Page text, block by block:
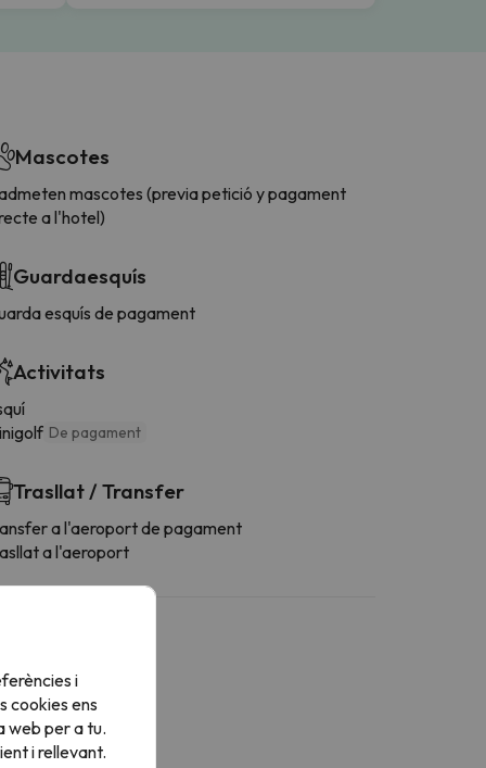
Mascotes
mascotes (previa petició y pagament
a l'hotel)
Guardaesquís
esquís de pagament
Activitats
De pagament
Trasllat / Transfer
a l'aeroport de pagament
a l'aeroport
Més serveis
de tovalloles
i
cookies ens
web per a tu.
i rellevant.